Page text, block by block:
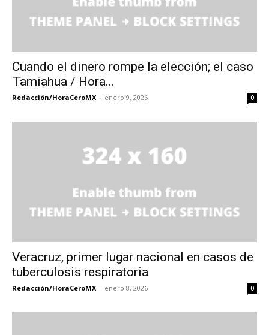
Cuando el dinero rompe la elección; el caso
Tamiahua / Hora...
Redacción/HoraCeroMX - enero 9, 2026 0
Veracruz, primer lugar nacional en casos de
tuberculosis respiratoria
Redacción/HoraCeroMX - enero 8, 2026 0